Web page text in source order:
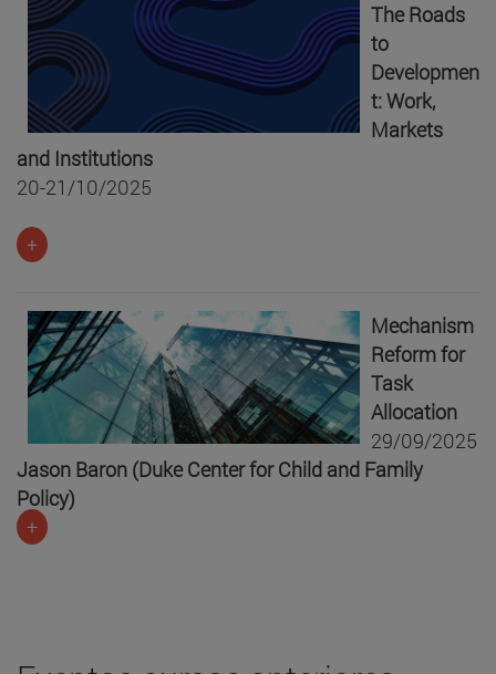
The Roads
to
Developmen
t: Work,
Markets
and Institutions
20-21/10/2025
+
Mechanism
Reform for
Task
Allocation
29/09/2025
Jason Baron (Duke Center for Child and Family
Policy)
+